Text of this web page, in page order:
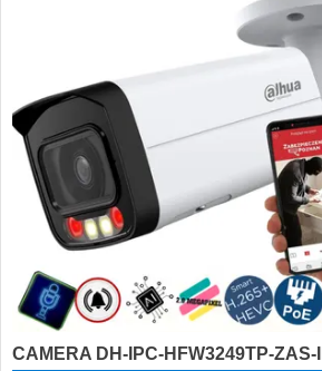
CAMERA DH-IPC-HFW3249TP-